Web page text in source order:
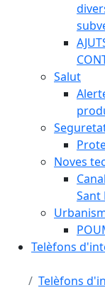
Salut
Noves
Sant
Telèfons
Telèfons